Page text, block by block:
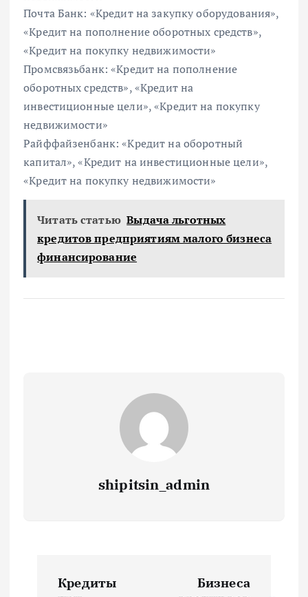
Почта Банк: «Кредит на закупку оборудования»,
«Кредит на пополнение оборотных средств»,
«Кредит на покупку недвижимости»
Промсвязьбанк: «Кредит на пополнение
оборотных средств», «Кредит на
инвестиционные цели», «Кредит на покупку
недвижимости»
Райффайзенбанк: «Кредит на оборотный
капитал», «Кредит на инвестиционные цели»,
«Кредит на покупку недвижимости»
Читать статью Выдача льготных
кредитов предприятиям малого бизнеса
финансирование
shipitsin_admin
Кредиты
Бизнеса